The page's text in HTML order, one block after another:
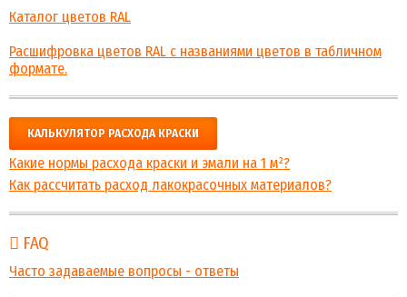
Каталог цветов RAL
Расшифровка цветов RAL с названиями цветов в табличном
формате.
КАЛЬКУЛЯТОР РАСХОДА КРАСКИ
Какие нормы расхода краски и эмали на 1 м²?
Как рассчитать расход лакокрасочных материалов?
FAQ
Часто задаваемые вопросы - ответы